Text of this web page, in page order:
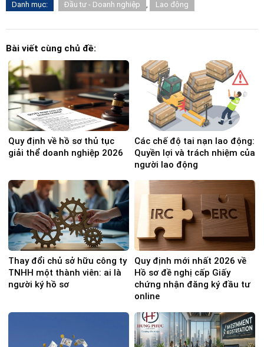
Danh mục: Đầu tư - Doanh nghiệp Lao động
Bài viết cùng chủ đề:
Quy định về hồ sơ thủ tục
giải thể doanh nghiệp 2026
Các chế độ tai nạn lao động:
Quyền lợi và trách nhiệm của
người lao động
Thay đổi chủ sở hữu công ty
TNHH một thành viên: ai là
người ký hồ sơ
Quy định mới nhất 2026 về
Hồ sơ đề nghị cấp Giấy
chứng nhận đăng ký đầu tư
online